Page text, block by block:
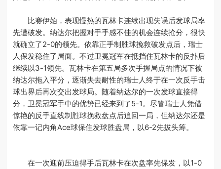
比赛伊始，表现慢热的瓦林卡连续出现失误后发球局率
先遭破发。纳达尔把握对手手感不佳的机会连续抢分，很快
就确立了2-0的领先。依靠正手制胜球挽救破发点后，瑞士
人保发稳住了局面。不过卫冕冠军在抵挡住瓦林卡的反扑后
继续以3-1领先。瓦林卡在第五局多次手握局点的情况下被
纳达尔拖入平分，逐渐失去耐性的瑞士人终于在一次反手击
球出界后再次交出发球局。随着纳达尔的一次发球直接得
分，卫冕冠军手中的优势已经来到了5-1。尽管瑞士人凭借
惊艳的反手直线制胜球挽救盘点后追回一局，但纳达尔还是
依靠一记内角Ace球保住发球胜盘局，以6-2先拔头筹。
在一次迎前压迫得手后瓦林卡在次盘率先保发，以1-0